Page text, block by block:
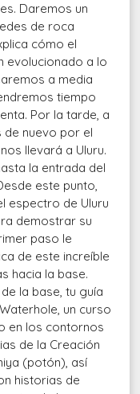
Daremos un
de roca
cómo el
evolucionado a lo
a media
tiempo
Por la tarde, a
nuevo por el
llevará a Uluru.
la entrada del
este punto,
espectro de Uluru
demostrar su
paso le
de este increíble
hacia la base.
la base, tu guía
un curso
en los contornos
de la Creación
(potón), así
historias de